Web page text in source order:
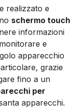
realizzato e
schermo touch
informazioni
e
apparecchio
grazie
fino a un
per
apparecchi.